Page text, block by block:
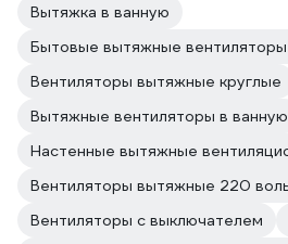
Вытяжка в ванную
Бытовые вытяжные вентиляторы
Вентиляторы вытяжные круглые
Вытяжные вентиляторы в ванную
Настенные вытяжные
Вентиляторы вытяжные 220
Вентиляторы с выключателем